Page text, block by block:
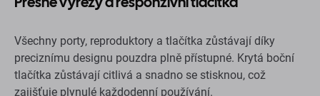
Všechny porty, reproduktory a tlačítka zůstávají díky
preciznímu designu pouzdra plně přístupné. Krytá boční
tlačítka zůstávají citlivá a snadno se stisknou, což
zajišťuje plynulé každodenní používání.